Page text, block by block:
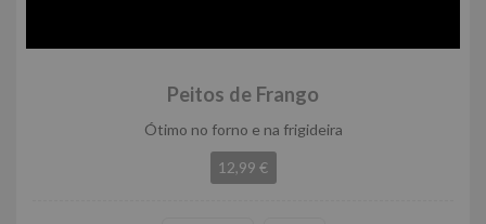
Peitos de Frango
Ótimo no forno e na frigideira
12,99 €